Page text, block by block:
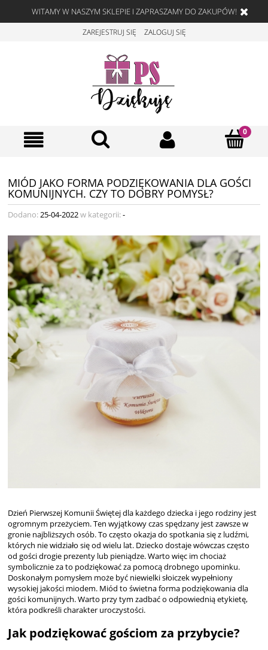
WITAMY W NASZYM SKLEPIE I ZAPRASZAMY DO ZAKUPÓW!
ZAREJESTRUJ SIĘ ZALOGUJ SIĘ
MIÓD JAKO FORMA PODZIĘKOWANIA DLA GOŚCI
KOMUNIJNYCH. CZY TO DOBRY POMYSŁ?
Dodano:25-04-2022w kategorii:-
Dzień Pierwszej Komunii Świętej dla każdego dziecka i jego rodziny jest
ogromnym przeżyciem. Ten wyjątkowy czas spędzany jest zawsze w
gronie najbliższych osób. To często okazja do spotkania się z ludźmi,
których nie widziało się od wielu lat. Dziecko dostaje wówczas często
od gości drogie prezenty lub pieniądze. Warto więc im chociaż
symbolicznie za to podziękować za pomocą drobnego upominku.
Doskonałym pomysłem może być niewielki słoiczek wypełniony
wysokiej jakości miodem. Miód to świetna forma podziękowania dla
gości komunijnych. Warto przy tym zadbać o odpowiednią etykietę,
która podkreśli charakter uroczystości.
Jak podziękować gościom za przybycie?